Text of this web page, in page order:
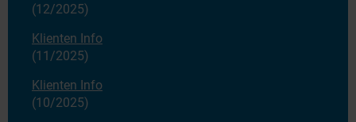
(12/2025)
Klienten Info
(11/2025)
Klienten Info
(10/2025)